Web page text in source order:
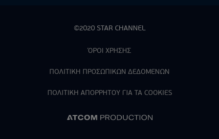
©2020 STAR CHANNEL
ΌΡΟΙ ΧΡΗΣΗΣ
ΠΟΛΙΤΙΚΗ ΠΡΟΣΩΠΙΚΩΝ ΔΕΔΟΜΕΝΩΝ
ΠΟΛΙΤΙΚΗ ΑΠΟΡPΗΤΟΥ ΓΙΑ ΤΑ COOKIES